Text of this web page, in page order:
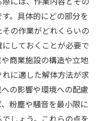
。具体的にどの部分を
の作業がどれくらいの
しておくことが必要で
商業施設の構造や立地
に適した解体方法が求
の影響や環境への配慮
粉塵や騒音を最小限に
しょう。これらの点を